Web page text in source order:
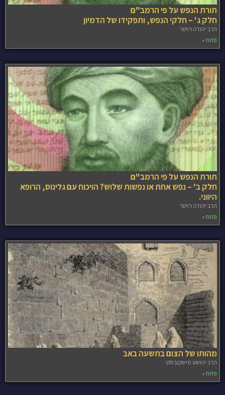
תורת הנפש על פי הרמב"ם
חלק ג' – חלקי הנפש, ותפקידו של הדמיון
הרב יהודה רויטר
פתח »
תורת הנפש על פי הרמב"ם
חלק ב' – נפש אחת או נפשות שלוש? הויכוח עם גלינוס, הרופא
היווני.
הרב יהודה רויטר
פתח »
מהותו של הצום בתשעה באב
הרב יהושע מישקובסקי
פתח »